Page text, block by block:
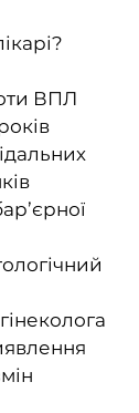
ВПЛ